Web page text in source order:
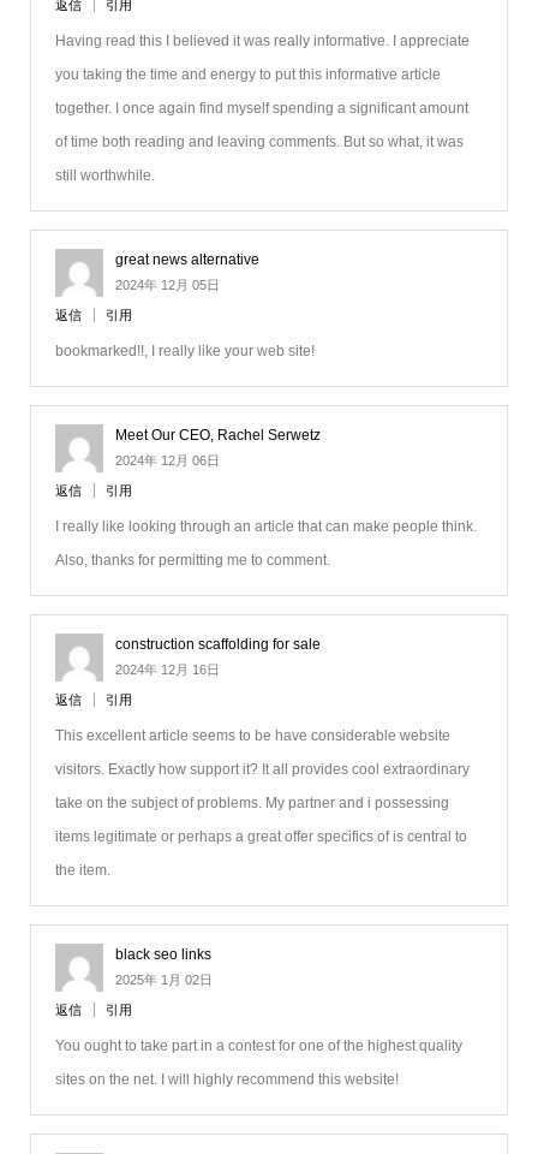
返信 引用
Having read this I believed it was really informative. I appreciate
you taking the time and energy to put this informative article
together. I once again find myself spending a significant amount
of time both reading and leaving comments. But so what, it was
still worthwhile.
great news alternative
2024年 12月 05日
返信 引用
bookmarked!!, I really like your web site!
Meet Our CEO, Rachel Serwetz
2024年 12月 06日
返信 引用
I really like looking through an article that can make people think.
Also, thanks for permitting me to comment.
construction scaffolding for sale
2024年 12月 16日
返信 引用
This excellent article seems to be have considerable website
visitors. Exactly how support it? It all provides cool extraordinary
take on the subject of problems. My partner and i possessing
items legitimate or perhaps a great offer specifics of is central to
the item.
black seo links
2025年 1月 02日
返信 引用
You ought to take part in a contest for one of the highest quality
sites on the net. I will highly recommend this website!